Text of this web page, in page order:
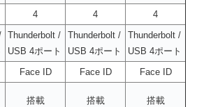
4 4 4
Thunderbolt /
USB 4ポート
Thunderbolt /
USB 4ポート
Thunderbolt /
USB 4ポート
Face ID Face ID
Face ID
搭載 搭載 搭載